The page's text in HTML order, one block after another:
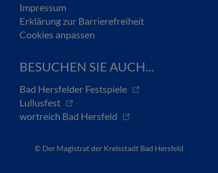
Impressum
Erklärung zur Barrierefreiheit
Cookies anpassen
BESUCHEN SIE AUCH...
Bad Hersfelder Festspiele
Lullusfest
wortreich Bad Hersfeld
© Der Magistrat der Kreisstadt Bad Hersfeld